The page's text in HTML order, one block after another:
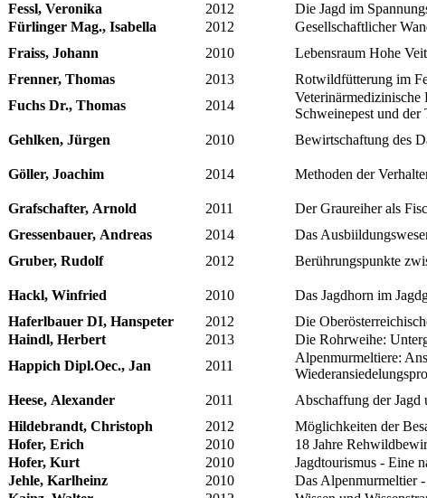
Fessl, Veronika
2012
Die Jagd im
Fürlinger Mag., Isabella
2012
Gesellschaftlicher
Fraiss, Johann
2010 Lebensraum Hohe
Frenner, Thomas
2013
Rotwildfütterung im
Fuchs Dr., Thomas
2014
Schweinepest und der
Gehlken, Jürgen
2010 Bewirtschaftung des
Göller, Joachim
2014 Methoden der
Grafschafter, Arnold
2011 Der Graureiher als
Gressenbauer, Andreas
2014 Das
Gruber, Rudolf
2012 Berührungspunkte
Hackl, Winfried
2010 Das Jagdhorn im
Haferlbauer DI, Hanspeter
2012 Die
Haindl, Herbert
2013
Die Rohrweihe:
Happich Dipl.Oec., Jan
2011
Alpenmurmeltiere:
Heese, Alexander
2011 Abschaffung der
Hildebrandt, Christoph
2012
Möglichkeiten der
Hofer, Erich
2010
18 Jahre
Hofer, Kurt
2010
Jagdtourismus - Eine
Jehle, Karlheinz
2010
Das Alpenmurmeltier